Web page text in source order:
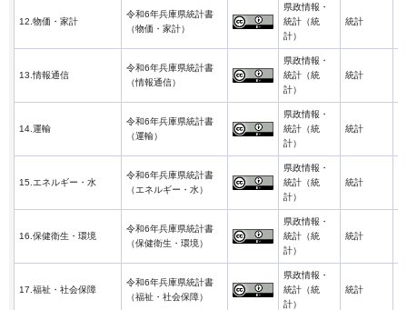
12.物価・家計
令和6年兵庫県統計書
（物価・家計）
県政情報・
統計（統
計）
統計
13.情報通信
令和6年兵庫県統計書
（情報通信）
県政情報・
統計（統
計）
統計
14.運輸
令和6年兵庫県統計書
（運輸）
県政情報・
統計（統
計）
統計
15.エネルギー・水
令和6年兵庫県統計書
（エネルギー・水）
県政情報・
統計（統
計）
統計
16.保健衛生・環境
令和6年兵庫県統計書
（保健衛生・環境）
県政情報・
統計（統
計）
統計
17.福祉・社会保障
令和6年兵庫県統計書
（福祉・社会保障）
県政情報・
統計（統
計）
統計